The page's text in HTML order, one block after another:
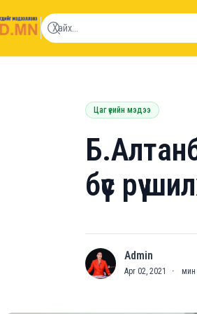
Цаг үеийн мэдээ
бүс рүү
A Admin
Apr 02, 2021 ·